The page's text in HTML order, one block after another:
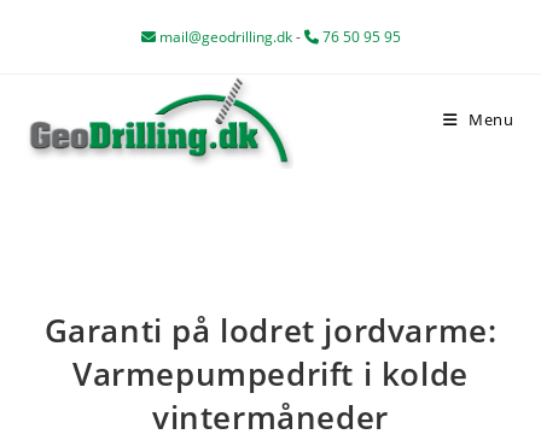
mail@geodrilling.dk- 76 50 95 95
Menu
Garanti på lodret jordvarme:
Varmepumpedrift i kolde
vintermåneder